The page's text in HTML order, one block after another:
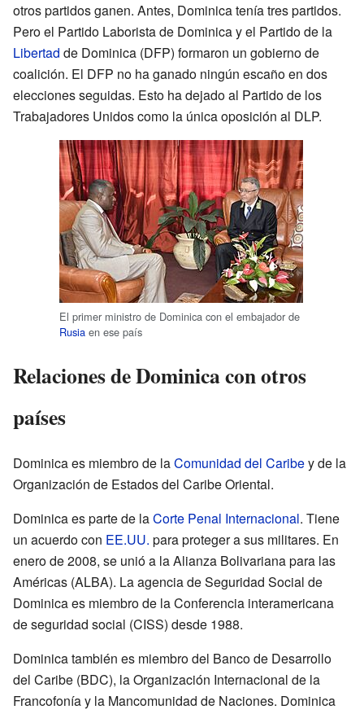
otros partidos ganen. Antes, Dominica tenía tres partidos.
Pero el Partido Laborista de Dominica y el Partido de la
Libertad de Dominica (DFP) formaron un gobierno de
coalición. El DFP no ha ganado ningún escaño en dos
elecciones seguidas. Esto ha dejado al Partido de los
Trabajadores Unidos como la única oposición al DLP.
El primer ministro de Dominica con el embajador de
Rusia en ese país
Relaciones de Dominica con otros
países
Dominica es miembro de laComunidad del Caribey de la
Organización de Estados del Caribe Oriental.
Dominica es parte de laCorte Penal Internacional. Tiene
un acuerdo con EE.UU. para proteger a sus militares. En
enero de 2008, se unió a la Alianza Bolivariana para las
Américas (ALBA). La agencia de Seguridad Social de
Dominica es miembro de la Conferencia interamericana
de seguridad social (CISS) desde 1988.
Dominica también es miembro del Banco de Desarrollo
del Caribe (BDC), la Organización Internacional de la
Francofonía y la Mancomunidad de Naciones. Dominica